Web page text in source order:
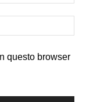
questo browser